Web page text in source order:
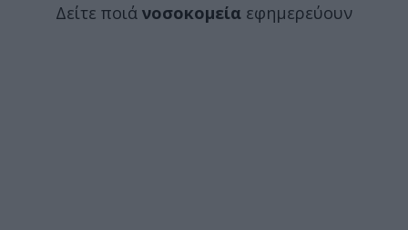
Δείτε ποιά νοσοκομεία εφημερεύουν